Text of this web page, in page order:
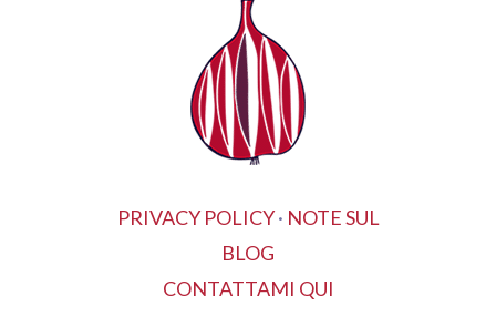
PRIVACY POLICY· NOTE SUL
BLOG
CONTATTAMI QUI